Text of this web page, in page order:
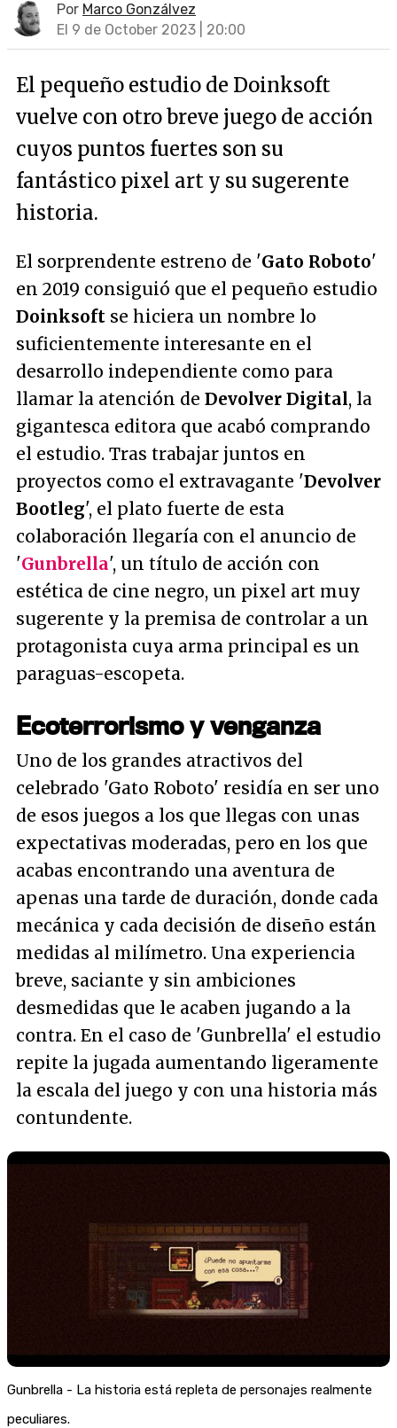
Por Marco Gonzálvez
El 9 de October 2023 | 20:00
El pequeño estudio de Doinksoft
vuelve con otro breve juego de acción
cuyos puntos fuertes son su
fantástico pixel art y su sugerente
historia.
El sorprendente estreno de 'Gato Roboto'
en 2019 consiguió que el pequeño estudio
Doinksoft se hiciera un nombre lo
suficientemente interesante en el
desarrollo independiente como para
llamar la atención de Devolver Digital, la
gigantesca editora que acabó comprando
el estudio. Tras trabajar juntos en
proyectos como el extravagante 'Devolver
Bootleg', el plato fuerte de esta
colaboración llegaría con el anuncio de
'Gunbrella', un título de acción con
estética de cine negro, un pixel art muy
sugerente y la premisa de controlar a un
protagonista cuya arma principal es un
paraguas-escopeta.
Ecoterrorismo y venganza
Uno de los grandes atractivos del
celebrado 'Gato Roboto' residía en ser uno
de esos juegos a los que llegas con unas
expectativas moderadas, pero en los que
acabas encontrando una aventura de
apenas una tarde de duración, donde cada
mecánica y cada decisión de diseño están
medidas al milímetro. Una experiencia
breve, saciante y sin ambiciones
desmedidas que le acaben jugando a la
contra. En el caso de 'Gunbrella' el estudio
repite la jugada aumentando ligeramente
la escala del juego y con una historia más
contundente.
Gunbrella - La historia está repleta de personajes realmente
peculiares.